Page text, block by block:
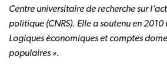
Centre universitaire de recherche sur
politique (CNRS). Elle a soutenu en 2010
Logiques économiques et comptes
populaires ».